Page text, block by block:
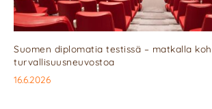
Suomen diplomatia testissä – matkalla
turvallisuusneuvostoa
16.6.2026